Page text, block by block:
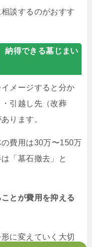
談するのがおすす
納得できる墓じまい
メージすると分か
引越し先（改葬
ります。
費用は30万〜150万
「墓石撤去」と
とが費用を抑える
に変えていく大切